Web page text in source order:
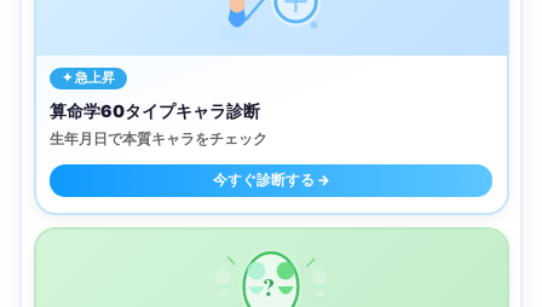
✦ 急上昇
算命学60タイプキャラ診断
生年月日で本質キャラをチェック
今すぐ診断する →
?